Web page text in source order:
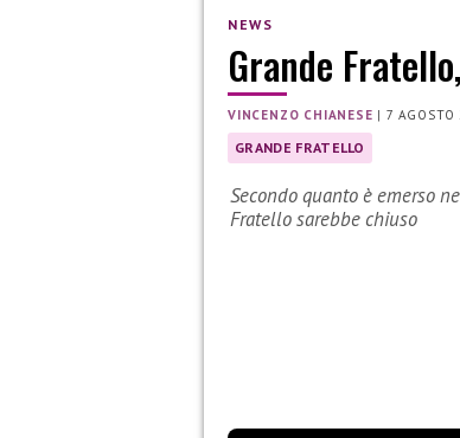
NEWS
Grande
VINCENZO CHIANESE |7 AGOSTO
GRANDE FRATELLO
Secondo quanto è emerso
Fratello sarebbe chiuso